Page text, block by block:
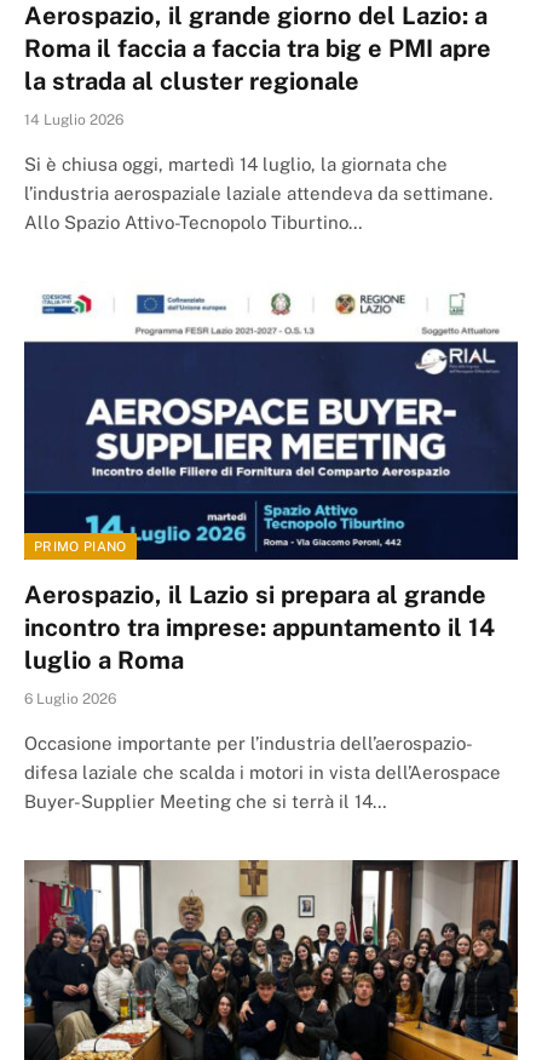
Aerospazio, il grande giorno del Lazio: a
Roma il faccia a faccia tra big e PMI apre
la strada al cluster regionale
14 Luglio 2026
Si è chiusa oggi, martedì 14 luglio, la giornata che
l’industria aerospaziale laziale attendeva da settimane.
Allo Spazio Attivo-Tecnopolo Tiburtino…
PRIMO PIANO
Aerospazio, il Lazio si prepara al grande
incontro tra imprese: appuntamento il 14
luglio a Roma
6 Luglio 2026
Occasione importante per l’industria dell’aerospazio-
difesa laziale che scalda i motori in vista dell’Aerospace
Buyer-Supplier Meeting che si terrà il 14…